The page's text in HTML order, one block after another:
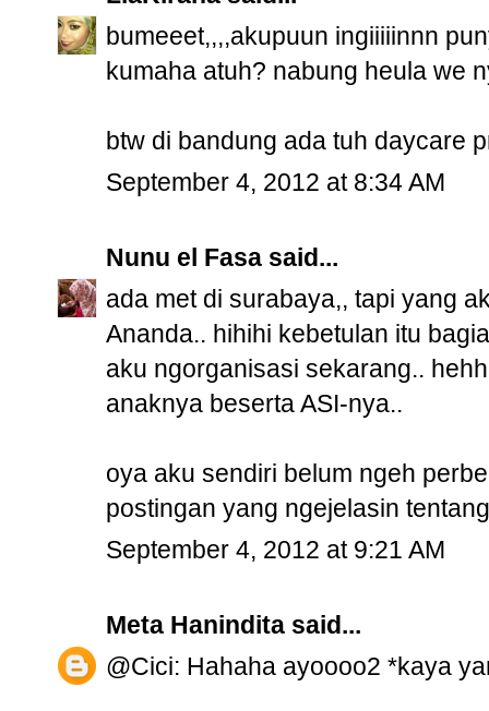
bumeeet,,,,akupuun ingiiiiinnn
kumaha atuh? nabung heula we
btw di bandung ada tuh daycare
September 4, 2012 at 8:34 AM
Nunu el Fasa said...
ada met di surabaya,, tapi yang
Ananda.. hihihi kebetulan itu
aku ngorganisasi sekarang..
anaknya beserta ASI-nya..
oya aku sendiri belum ngeh
postingan yang ngejelasin
September 4, 2012 at 9:21 AM
Meta Hanindita said...
@Cici: Hahaha ayoooo2 *kaya